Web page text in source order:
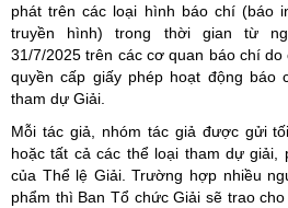
phát trên các loại hình báo chí (báo
truyền hình) trong thời gian từ
31/7/2025 trên các cơ quan báo chí
quyền cấp giấy phép hoạt động báo
tham dự Giải.
Mỗi tác giả, nhóm tác giả được gửi
hoặc tất cả các thể loại tham dự
của Thể lệ Giải. Trường hợp nhiều
phẩm thì Ban Tổ chức Giải sẽ trao